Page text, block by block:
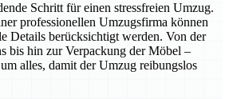
Schritt für einen stressfreien Umzug.
professionellen Umzugsfirma können
Details berücksichtigt werden. Von der
bis hin zur Verpackung der Möbel –
alles, damit der Umzug reibungslos